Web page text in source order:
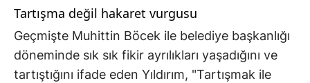
Tartışma değil hakaret vurgusu
Geçmişte Muhittin Böcek ile belediye başkanlığı
döneminde sık sık fikir ayrılıkları yaşadığını ve
tartıştığını ifade eden Yıldırım, "Tartışmak ile